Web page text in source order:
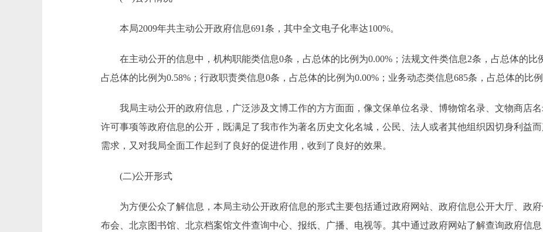
本局2009年共主动公开政府信息691条，其中全文电子化率达100%。
在主动公开的信息中，机构职能类信息0条，占总体的比例为0.00%；法规文件类信息2条，占总体的比
占总体的比例为0.58%；行政职责类信息0条，占总体的比例为0.00%；业务动态类信息685条，占总体的比例
我局主动公开的政府信息，广泛涉及文博工作的方方面面，像文保单位名录、博物馆名录、文物商店名
许可事项等政府信息的公开，既满足了我市作为著名历史文化名城，公民、法人或者其他组织因切身利益
需求，又对我局全面工作起到了良好的促进作用，收到了良好的效果。
(二)公开形式
为方便公众了解信息，本局主动公开政府信息的形式主要包括通过政府网站、政府信息公开大厅、政
布会、北京图书馆、北京档案馆文件查询中心、报纸、广播、电视等。其中通过政府网站了解查询政府信